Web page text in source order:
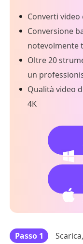
Converti
Conversione
notevolmente
Oltre 20
un
Qualità video
4K
Passo 1